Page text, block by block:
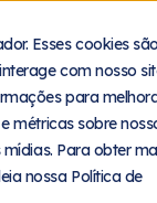
Esses cookies
com nosso
para
métricas sobre
Para obter
nossa Política de